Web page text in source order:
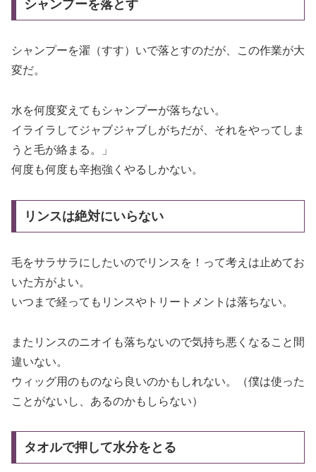
シャンプーを落とす
シャンプーを濯（すす）いで落とすのだが、この作業が大
変だ。
水を何度変えてもシャンプーが落ちない。
イライラしてジャブジャブしがちだが、それをやってしま
うと毛が絡まる。」
何度も何度も辛抱強くやるしかない。
リンスは絶対にいらない
毛をサラサラにしたいのでリンスを！って考えは止めてお
いた方がよい。
いつまで経ってもリンスやトリートメントは落ちない。
またリンスのニオイも落ちないので気持ち悪くなること間
違いない。
ウィッグ用のものなら良いのかもしれない。（僕は使った
ことがないし、あるのかもしらない）
タオルで押して水分をとる